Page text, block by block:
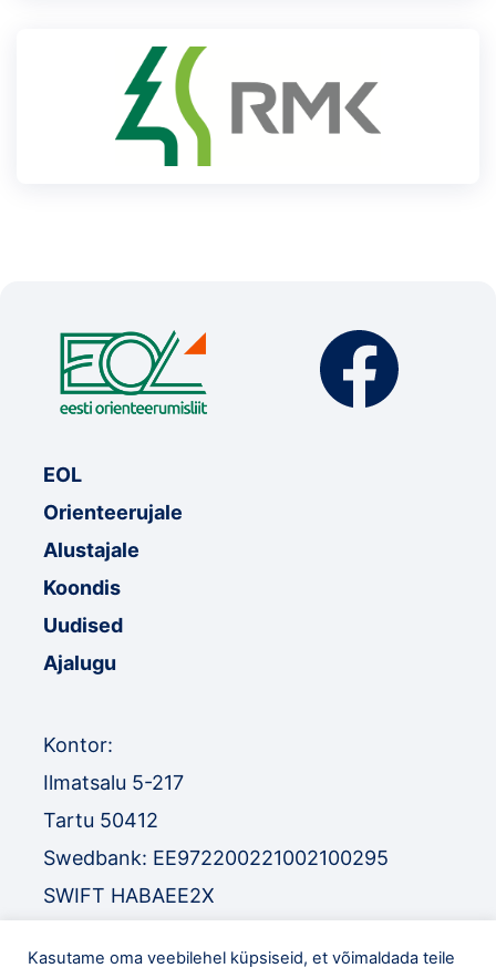
EOL
Orienteerujale
Alustajale
Koondis
Uudised
Ajalugu
Kontor:
Ilmatsalu 5-217
Tartu 50412
Swedbank: EE972200221002100295
SWIFT HABAEE2X
Kasutame oma veebilehel küpsiseid, et võimaldada teile